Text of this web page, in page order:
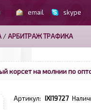
email skype
/АРБИТРАЖ ТРАФИКА
корсет на молнии по
Артикул: IXI19727